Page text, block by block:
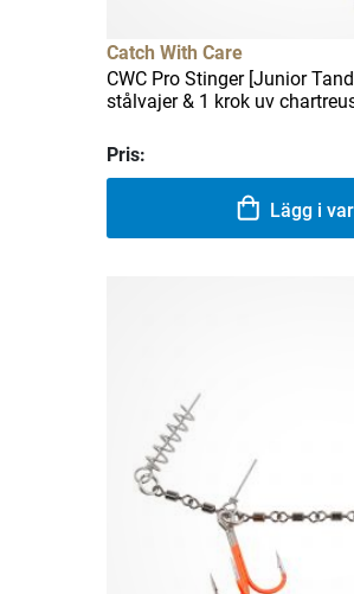
Catch With Care
CWC Pro Stinger [Junior
stålvajer & 1 krok uv
Pris:
Lägg i